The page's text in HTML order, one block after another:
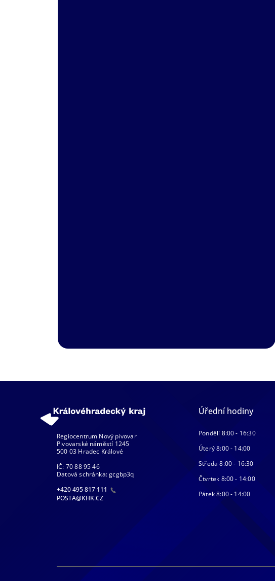
Regiocentrum Nový pivovar
Pivovarské náměstí 1245
500 03 Hradec Králové
IČ: 70 88 95 46
Datová schránka: gcgbp3q
+420 495 817 111
POSTA@KHK.CZ
Úřední hodiny
Pondělí 8:00 - 16:30
Úterý 8:00 - 14:00
Středa 8:00 - 16:30
Čtvrtek 8:00 - 14:00
Pátek 8:00 - 14:00